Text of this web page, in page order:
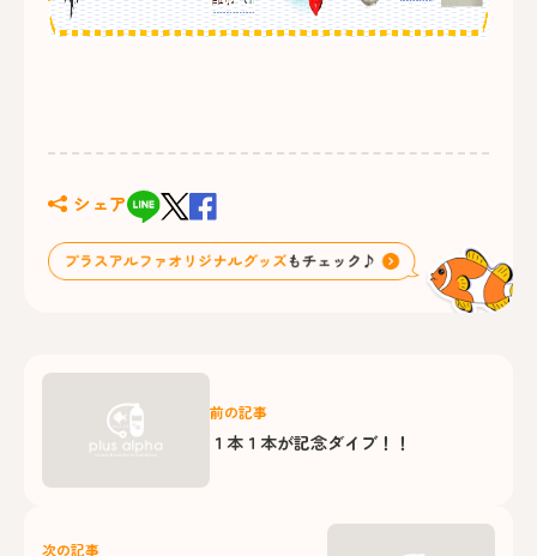
シェア
前の記事
１本１本が記念ダイブ！！
次の記事